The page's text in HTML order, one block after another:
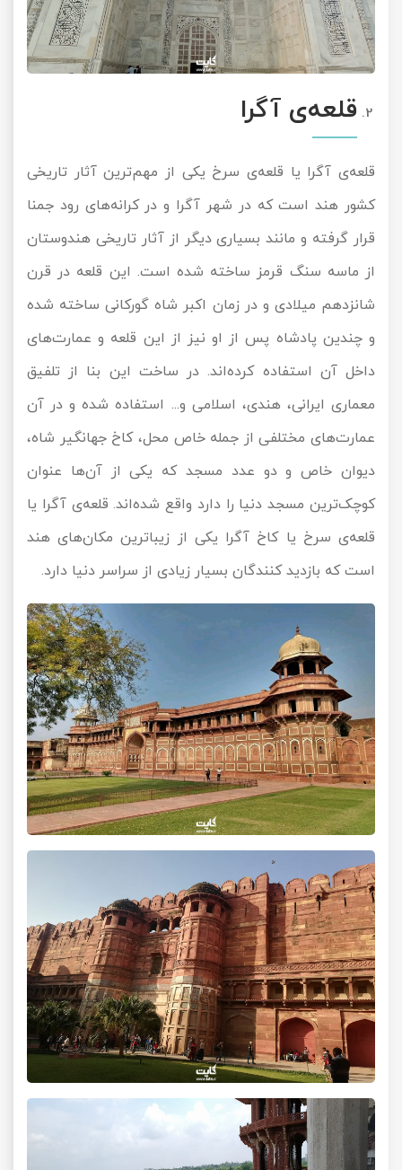
قلعه‌ی آگرا
قلعه‌ی آگرا یا قلعه‌ی سرخ یکی از مهم‌ترین آثار تاریخی
کشور هند است که در شهر آگرا و در کرانه‌های رود جمنا
قرار گرفته و مانند بسیاری دیگر از آثار تاریخی هندوستان
از ماسه سنگ قرمز ساخته شده است. این قلعه در قرن
شانزدهم میلادی و در زمان اکبر شاه گورکانی ساخته شده
و چندین پادشاه پس از او نیز از این قلعه و عمارت‌های
داخل آن استفاده کرده‌اند. در ساخت این بنا از تلفیق
معماری ایرانی، هندی، اسلامی و... استفاده شده و در آن
عمارت‌های مختلفی از جمله خاص محل، کاخ جهانگیر شاه،
دیوان خاص و دو عدد مسجد که یکی از آن‌ها عنوان
کوچک‌ترین مسجد دنیا را دارد واقع شده‌اند. قلعه‌ی آگرا یا
قلعه‌ی سرخ یا کاخ آگرا یکی از زیباترین مکان‌های هند
است که بازدید کنندگان بسیار زیادی از سراسر دنیا دارد.